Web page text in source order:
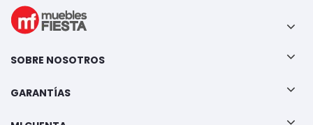
SOBRE NOSOTROS
GARANTÍAS